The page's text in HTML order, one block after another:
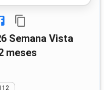
meses